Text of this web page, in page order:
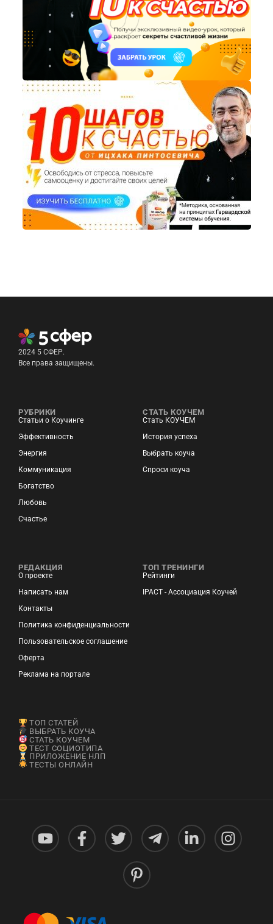
2024 5 СФЕР.
Все права защищены.
РУБРИКИ
Статьи о Коучинге
Эффективность
Энергия
Коммуникация
Богатство
Любовь
Счастье
СТАТЬ КОУЧЕМ
Стать КОУЧЕМ
История успеха
Выбрать коуча
Спроси коуча
РЕДАКЦИЯ
О проекте
Написать нам
Контакты
Политика конфиденциальности
Пользовательское соглашение
Оферта
Реклама на портале
ТОП ТРЕНИНГИ
Рейтинги
IPACT - Ассоциация Коучей
ТОП СТАТЕЙ
ВЫБРАТЬ КОУЧА
СТАТЬ КОУЧЕМ
ТЕСТ СОЦИОТИПА
ПРИЛОЖЕНИЕ НЛП
ТЕСТЫ ОНЛАЙН